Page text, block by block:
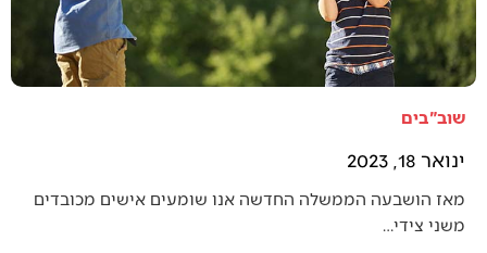
שוב"בים
ינואר 18, 2023
מאז הושבעה הממשלה החדשה אנו שומעים אישים מכובדים
משני צידי…